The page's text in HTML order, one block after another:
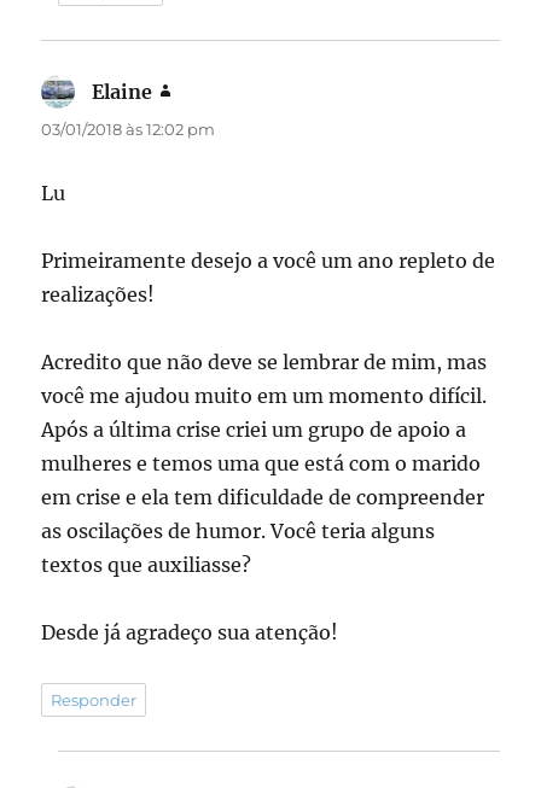
Elaine
03/01/2018 às 12:02 pm
Lu
Primeiramente desejo a você um ano repleto de
realizações!
Acredito que não deve se lembrar de mim, mas
você me ajudou muito em um momento difícil.
Após a última crise criei um grupo de apoio a
mulheres e temos uma que está com o marido
em crise e ela tem dificuldade de compreender
as oscilações de humor. Você teria alguns
textos que auxiliasse?
Desde já agradeço sua atenção!
Responder